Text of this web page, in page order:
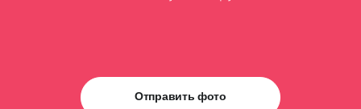
Отправить фото